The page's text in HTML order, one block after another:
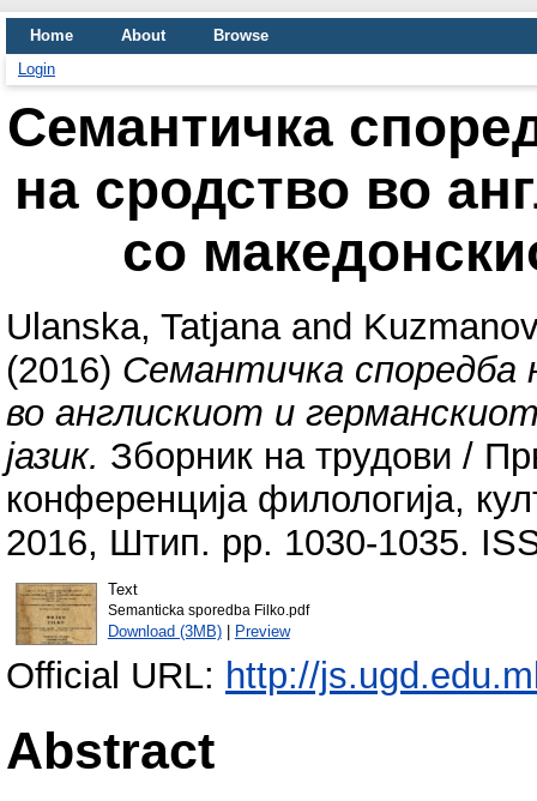
Home About
Browse
Login
Семантичка
на сродство во
со
Ulanska, Tatjanaand
(2016) Семантичка споредба
во англискиот и
јазик. Зборник на трудови /
конференција филологија,
2016, Штип. pp. 1030-1035.
Text
Semanticka sporedba Filko.pdf
Download (3MB)| Preview
Official URL: http://
Abstract